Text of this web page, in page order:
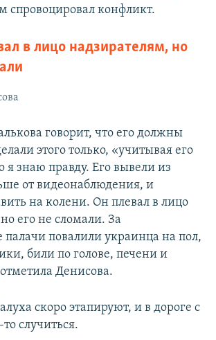
спровоцировал конфликт.
в лицо надзирателям, но
говорит, что его должны
этого только, «учитывая его
я знаю правду. Его вывели из
от видеонаблюдения, и
на колени. Он плевал в лицо
его не сломали. За
повалили украинца на пол,
били по голове, печени и
Денисова.
скоро этапируют, и в дороге с
случиться.